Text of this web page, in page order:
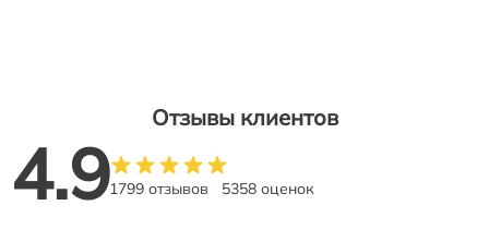
Отзывы клиентов
4.91799 отзывов 5358 оценок